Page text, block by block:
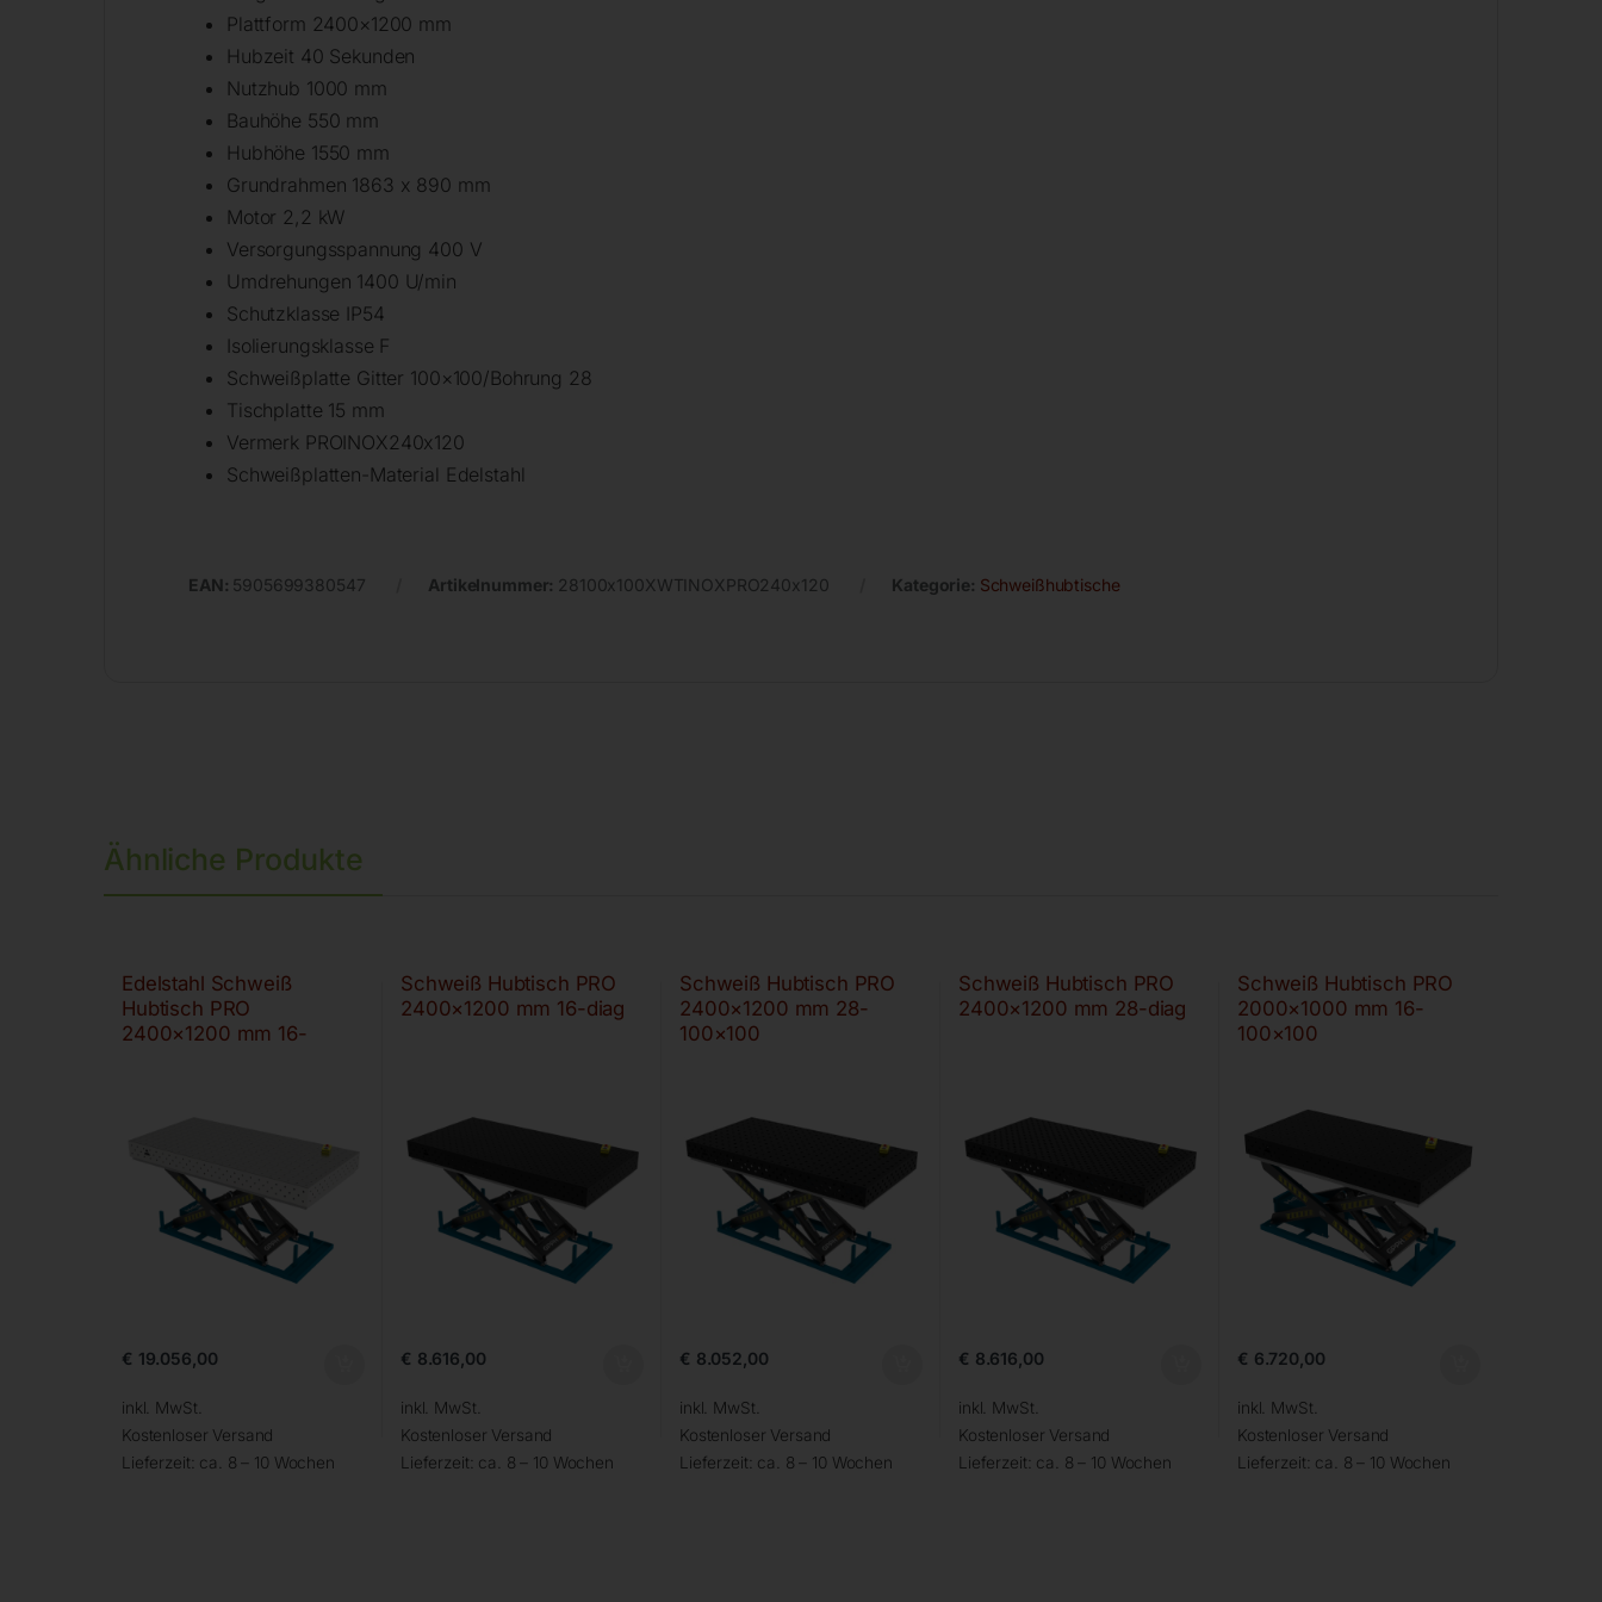
Plattform 2400×1200 mm
Hubzeit 40 Sekunden
Nutzhub 1000 mm
Bauhöhe 550 mm
Hubhöhe 1550 mm
Grundrahmen 1863 x 890 mm
Motor 2,2 kW
Versorgungsspannung 400 V
Umdrehungen 1400 U/min
Schutzklasse IP54
Isolierungsklasse F
Schweißplatte Gitter 100×100/Bohrung 28
Tischplatte 15 mm
Vermerk PROINOX240x120
Schweißplatten-Material Edelstahl
EAN: 5905699380547 Artikelnummer: 28100x100XWTINOXPRO240x120 Kategorie: Schweißhubtische
Ähnliche Produkte
Edelstahl Schweiß
Hubtisch PRO
2400×1200 mm 16-
€ 19.056,00
inkl. MwSt.
Kostenloser Versand
Lieferzeit: ca. 8 – 10 Wochen
Schweiß Hubtisch PRO
2400×1200 mm 16-diag
€ 8.616,00
inkl. MwSt.
Kostenloser Versand
Lieferzeit: ca. 8 – 10 Wochen
Schweiß Hubtisch PRO
2400×1200 mm 28-
100×100
€ 8.052,00
inkl. MwSt.
Kostenloser Versand
Lieferzeit: ca. 8 – 10 Wochen
Schweiß Hubtisch PRO
2400×1200 mm 28-diag
€ 8.616,00
inkl. MwSt.
Kostenloser Versand
Lieferzeit: ca. 8 – 10 Wochen
Schweiß Hubtisch PRO
2000×1000 mm 16-
100×100
€ 6.720,00
inkl. MwSt.
Kostenloser Versand
Lieferzeit: ca. 8 – 10 Wochen